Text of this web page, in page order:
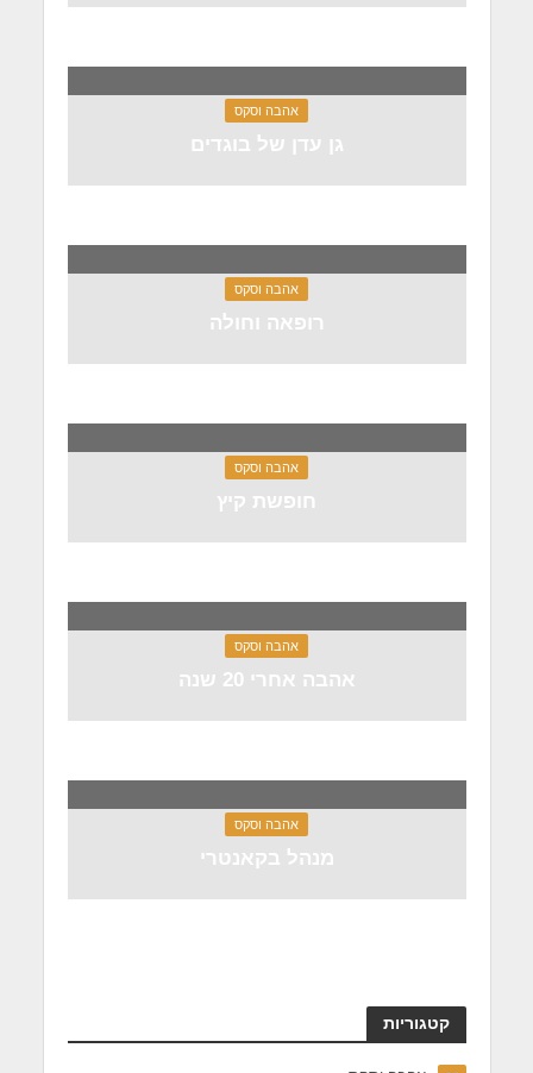
אהבה וסקס
גן עדן של בוגדים
אהבה וסקס
רופאה וחולה
אהבה וסקס
חופשת קיץ
אהבה וסקס
אהבה אחרי 20 שנה
אהבה וסקס
מנהל בקאנטרי
קטגוריות